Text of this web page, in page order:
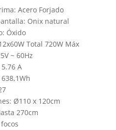
Acero Forjado
Onix natural
Óxido
Total 720W Máx
~ 60Hz
A
Ø110 x 120cm
270cm